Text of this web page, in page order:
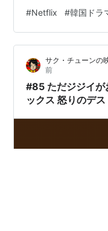
き止められてうんざ
と呼ばれていたこと
だけ」と、ハジョン
士になったのに雑用
うハジョン。ヘガン
バラさないよう、あ
#Netflix #韓国ドラ
サク・チューンの
前
#85 ただジジイがおすすめしたい映画 『マッドマ
ックス 怒りのデス